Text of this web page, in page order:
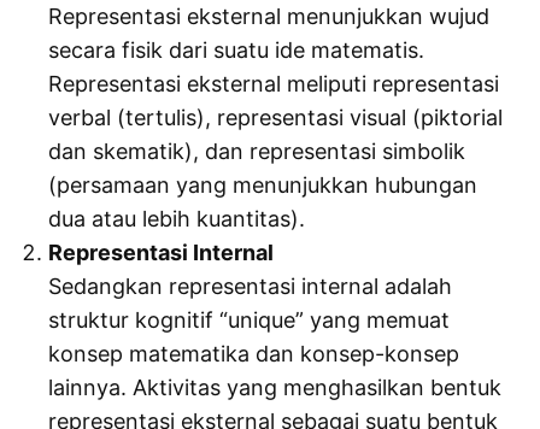
Representasi eksternal menunjukkan wujud
secara fisik dari suatu ide matematis.
Representasi eksternal meliputi representasi
verbal (tertulis), representasi visual (piktorial
dan skematik), dan representasi simbolik
(persamaan yang menunjukkan hubungan
dua atau lebih kuantitas).
Representasi Internal
Sedangkan representasi internal adalah
struktur kognitif “unique” yang memuat
konsep matematika dan konsep-konsep
lainnya. Aktivitas yang menghasilkan bentuk
representasi eksternal sebagai suatu bentuk